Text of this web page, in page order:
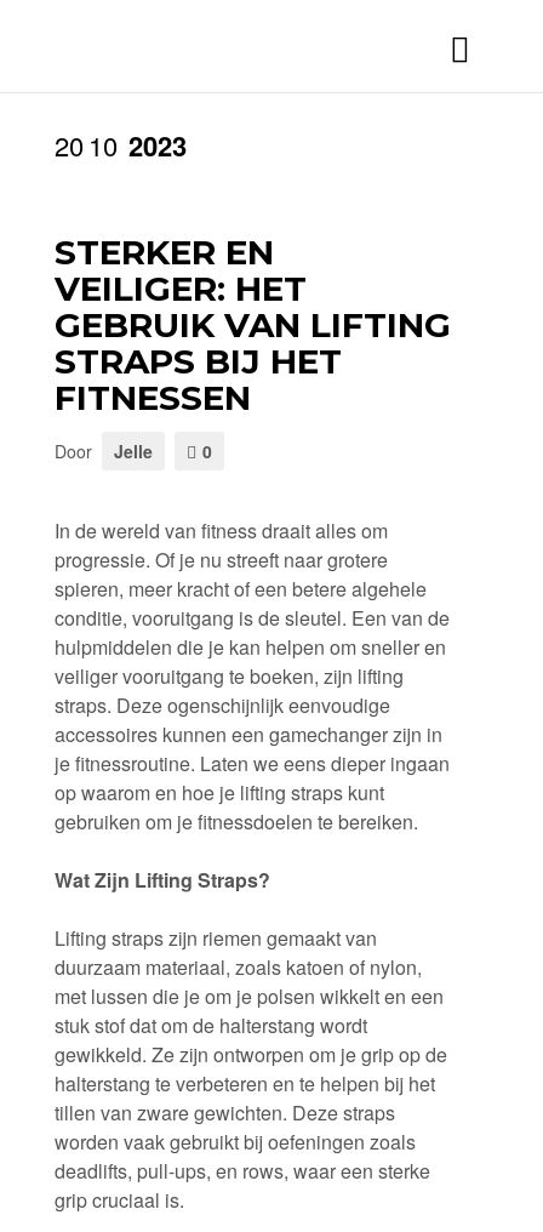
20 10 2023
STERKER EN
VEILIGER: HET
GEBRUIK VAN LIFTING
STRAPS BIJ HET
FITNESSEN
Door Jelle 0
In de wereld van fitness draait alles om
progressie. Of je nu streeft naar grotere
spieren, meer kracht of een betere algehele
conditie, vooruitgang is de sleutel. Een van de
hulpmiddelen die je kan helpen om sneller en
veiliger vooruitgang te boeken, zijn lifting
straps. Deze ogenschijnlijk eenvoudige
accessoires kunnen een gamechanger zijn in
je fitnessroutine. Laten we eens dieper ingaan
op waarom en hoe je lifting straps kunt
gebruiken om je fitnessdoelen te bereiken.
Wat Zijn Lifting Straps?
Lifting straps zijn riemen gemaakt van
duurzaam materiaal, zoals katoen of nylon,
met lussen die je om je polsen wikkelt en een
stuk stof dat om de halterstang wordt
gewikkeld. Ze zijn ontworpen om je grip op de
halterstang te verbeteren en te helpen bij het
tillen van zware gewichten. Deze straps
worden vaak gebruikt bij oefeningen zoals
deadlifts, pull-ups, en rows, waar een sterke
grip cruciaal is.